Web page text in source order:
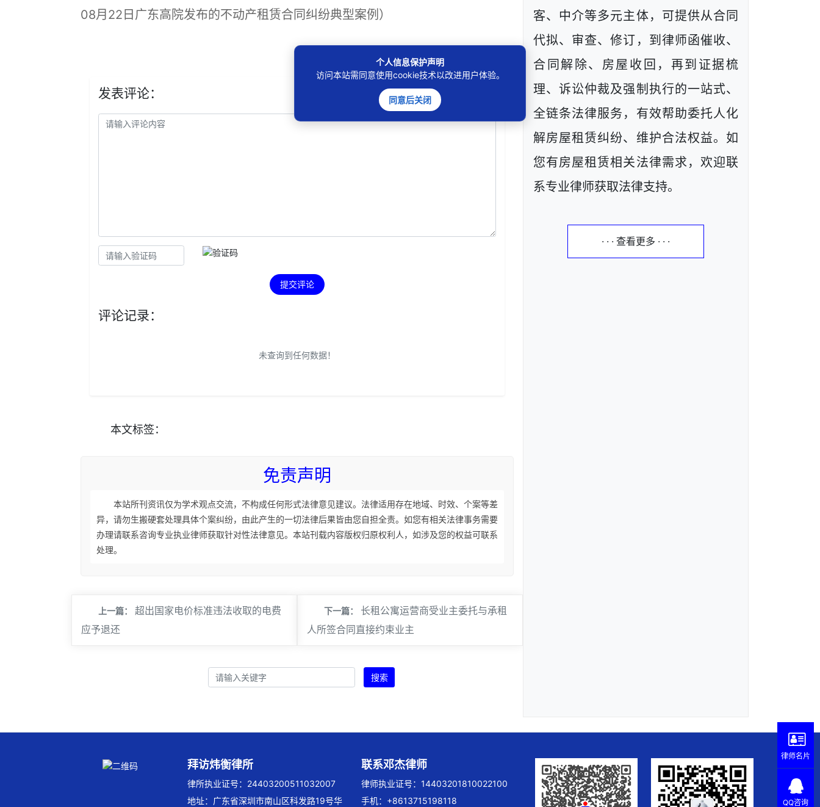
08月22日广东高院发布的不动产租赁合同纠纷典型案例）
发表评论：
提交评论
评论记录：
未查询到任何数据！
本文标签：
免责声明
本站所刊资讯仅为学术观点交流，不构成任何形式法律意见建议。法律适用存在地域、时效、个案等差
异，请勿生搬硬套处理具体个案纠纷，由此产生的一切法律后果皆由您自担全责。如您有相关法律事务需要
办理请联系咨询专业执业律师获取针对性法律意见。本站刊载内容版权归原权利人，如涉及您的权益可联系
处理。
上一篇：
超出国家电价标准违法收取的电费
应予退还
下一篇：
长租公寓运营商受业主委托与承租
人所签合同直接约束业主
搜索
客、中介等多元主体，可提供从合同
代拟、审查、修订，到律师函催收、
合同解除、房屋收回，再到证据梳
理、诉讼仲裁及强制执行的一站式、
全链条法律服务，有效帮助委托人化
解房屋租赁纠纷、维护合法权益。如
您有房屋租赁相关法律需求，欢迎联
系专业律师获取法律支持。
· · · 查看更多 · · ·
拜访炜衡律所
律所执业证号：24403200511032007
地址：广东省深圳市南山区科发路19号华
联系邓杰律师
律师执业证号：14403201810022100
手机：+8613715198118
律师名片
QQ咨询
个人信息保护声明
访问本站需同意使用cookie技术以改进用户体验。
同意后关闭